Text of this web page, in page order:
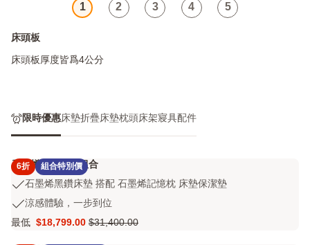
1 2 3 4 5
床頭板
床頭板厚度皆爲4公分
限時優惠床墊折疊床墊枕頭床架寢具配件
6折 組合特別價
石墨烯黑鑽床墊組合
石
烯
黑
石墨烯黑鑽床墊 搭配 石墨烯記憶枕 床墊保潔墊
涼
感
體
涼感體驗，一步到位
最低
Price
$18,799.00
$18,799.00
原
價
$31,400.00